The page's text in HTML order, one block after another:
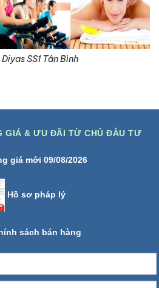
SS1 Tân Bình
GIÁ & ƯU ĐÃI TỪ CHỦ ĐẦU TƯ
giá mới 09/08/2026
Hồ sơ pháp lý
sách bán hàng